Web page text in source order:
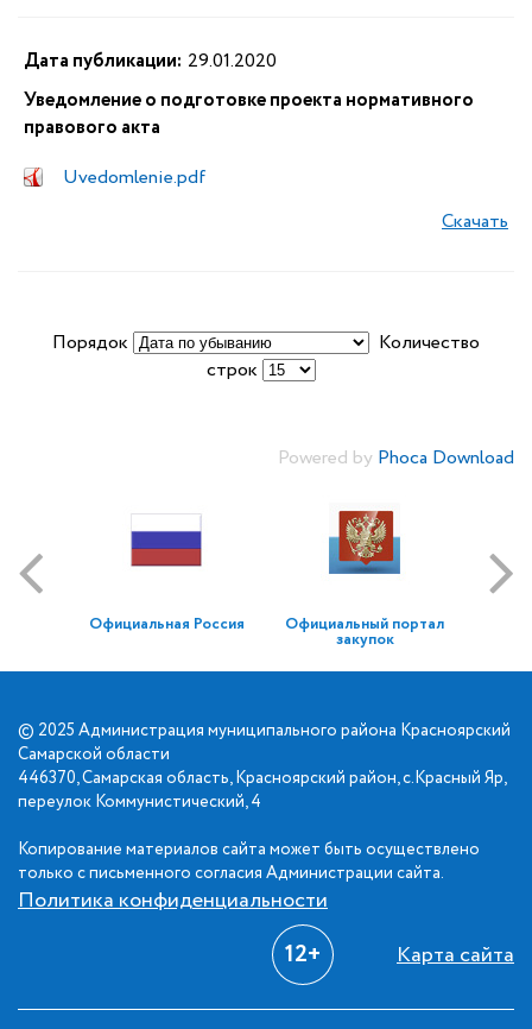
Дата публикации: 29.01.2020
Уведомление о подготовке проекта нормативного
правового акта
Uvedomlenie.pdf
Скачать
Порядок
Количество
строк
Powered by Phoca Download
Официальная Россия Официальный портал
закупок
© 2025 Администрация муниципального района Красноярский
Самарской области
446370, Самарская область, Красноярский район, с.Красный Яр,
переулок Коммунистический, 4
Копирование материалов сайта может быть осуществлено
только с письменного согласия Администрации сайта.
Политика конфиденциальности
12+ Карта сайта